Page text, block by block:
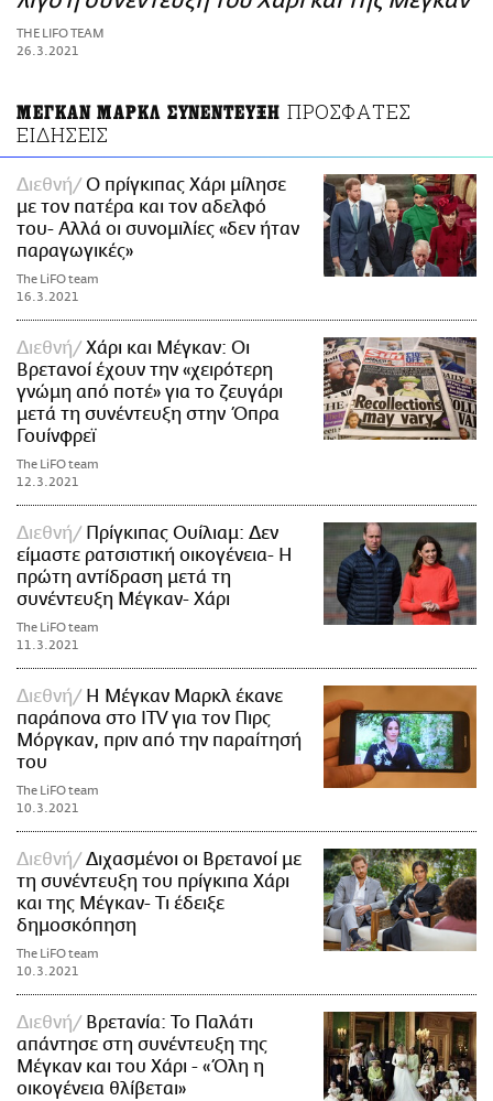
ΑΜΠΑ
PRINT
THE LIFO TEAM
26.3.2021
ΜΕΓΚΑΝ ΜΑΡΚΛ ΣΥΝΕΝΤΕΥΞΗ ΠΡΟΣΦΑΤΕΣ
ΕΙΔΗΣΕΙΣ
Διεθνή
Ο πρίγκιπας Χάρι μίλησε
με τον πατέρα και τον αδελφό
του- Αλλά οι συνομιλίες «δεν ήταν
παραγωγικές»
The LiFO team
16.3.2021
Διεθνή
Χάρι και Μέγκαν: Οι
Βρετανοί έχουν την «χειρότερη
γνώμη από ποτέ» για το ζευγάρι
μετά τη συνέντευξη στην Όπρα
Γουίνφρεϊ
The LiFO team
12.3.2021
Διεθνή
Πρίγκιπας Ουίλιαμ: Δεν
είμαστε ρατσιστική οικογένεια- Η
πρώτη αντίδραση μετά τη
συνέντευξη Μέγκαν- Χάρι
The LiFO team
11.3.2021
Διεθνή
Η Μέγκαν Μαρκλ έκανε
παράπονα στο ITV για τον Πιρς
Μόργκαν, πριν από την παραίτησή
του
The LiFO team
10.3.2021
Διεθνή
Διχασμένοι οι Βρετανοί με
τη συνέντευξη του πρίγκιπα Χάρι
και της Μέγκαν- Τι έδειξε
δημοσκόπηση
The LiFO team
10.3.2021
Διεθνή
Βρετανία: Το Παλάτι
απάντησε στη συνέντευξη της
Μέγκαν και του Χάρι - «Όλη η
οικογένεια θλίβεται»